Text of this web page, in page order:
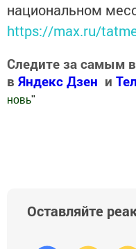
национальном
https://max.ru/
Следите за самым
в Яндекс Дзен и
новь"
Оставляйте